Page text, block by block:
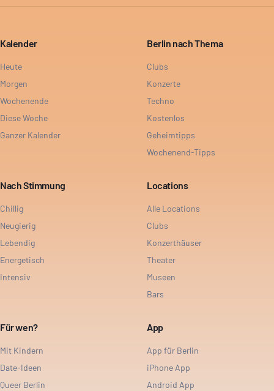
Kalender
Heute
Morgen
Wochenende
Diese Woche
Ganzer Kalender
Berlin nach Thema
Clubs
Konzerte
Techno
Kostenlos
Geheimtipps
Wochenend-Tipps
Nach Stimmung
Chillig
Neugierig
Lebendig
Energetisch
Intensiv
Locations
Alle Locations
Clubs
Konzerthäuser
Theater
Museen
Bars
Für wen?
Mit Kindern
Date-Ideen
Queer Berlin
App
App für Berlin
iPhone App
Android App